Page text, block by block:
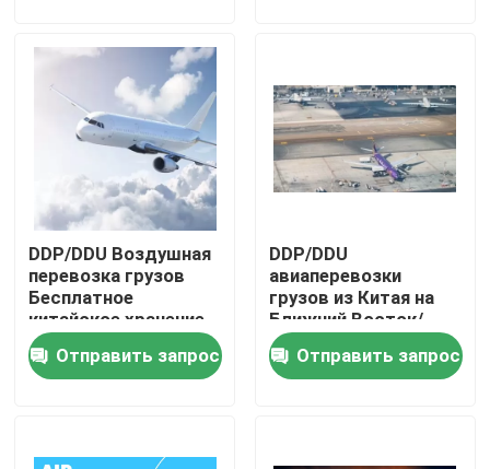
О нас
Экскурсия по заводу
Контроль качества
Свяжитесь с нами
Запросите цитату
Трансграничное снабжение
DDP/DDU Воздушная
перевозка грузов
Бесплатное
китайское хранение
Лаббирование
Перепаковка
Отправить запрос
DDP/DDU
авиаперевозки
грузов из Китая на
Ближний Восток/
ОАЭ/СА/Дубай
Отправить запрос